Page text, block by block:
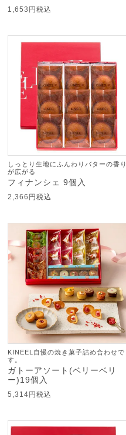
1,653 税込
しっとり生地にふんわりバターの香り
が広がる
フィナンシェ 9個入
2,366 税込
KINEEL自慢の焼き菓子詰め合わせで
す。
ガトーアソート(ベリーベリ
ー)19個入
5,314 税込